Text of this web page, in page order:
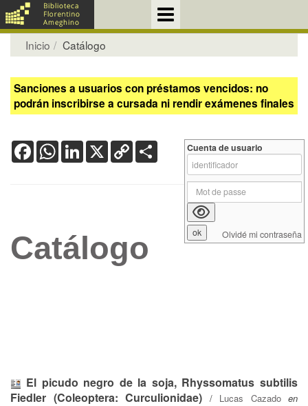
Inicio Catálogo
Sanciones a usuarios con préstamos vencidos: no
podrán inscribirse a cursada ni rendir exámenes finales
FacebookWhatsApp
LinkedIn
X Copy
Link
Catálogo
El picudo negro de la soja, Rhyssomatus subtilis
Fiedler (Coleoptera: Curculionidae) / Lucas Cazado en
Cuenta de usuario
Olvidé mi contraseña